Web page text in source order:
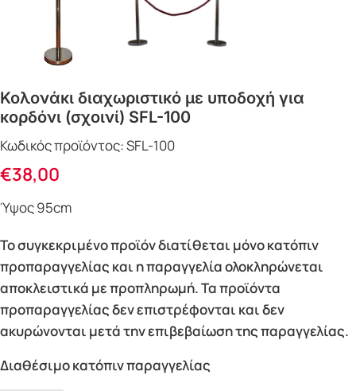
Κολονάκι διαχωριστικό με υποδοχή για
κορδόνι (σχοινί) SFL-100
Κωδικός προϊόντος:SFL-100
€38,00
Ύψος 95cm
Το συγκεκριμένο προϊόν διατίθεται μόνο κατόπιν
προπαραγγελίας και η παραγγελία ολοκληρώνεται
αποκλειστικά με προπληρωμή. Τα προϊόντα
προπαραγγελίας δεν επιστρέφονται και δεν
ακυρώνονται μετά την επιβεβαίωση της παραγγελίας.
Διαθέσιμο κατόπιν παραγγελίας